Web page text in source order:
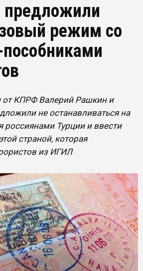
режим со
от КПРФ Валерий Рашкин и
не останавливаться на
россиянами Турции и ввести
страной, которая
из ИГИЛ